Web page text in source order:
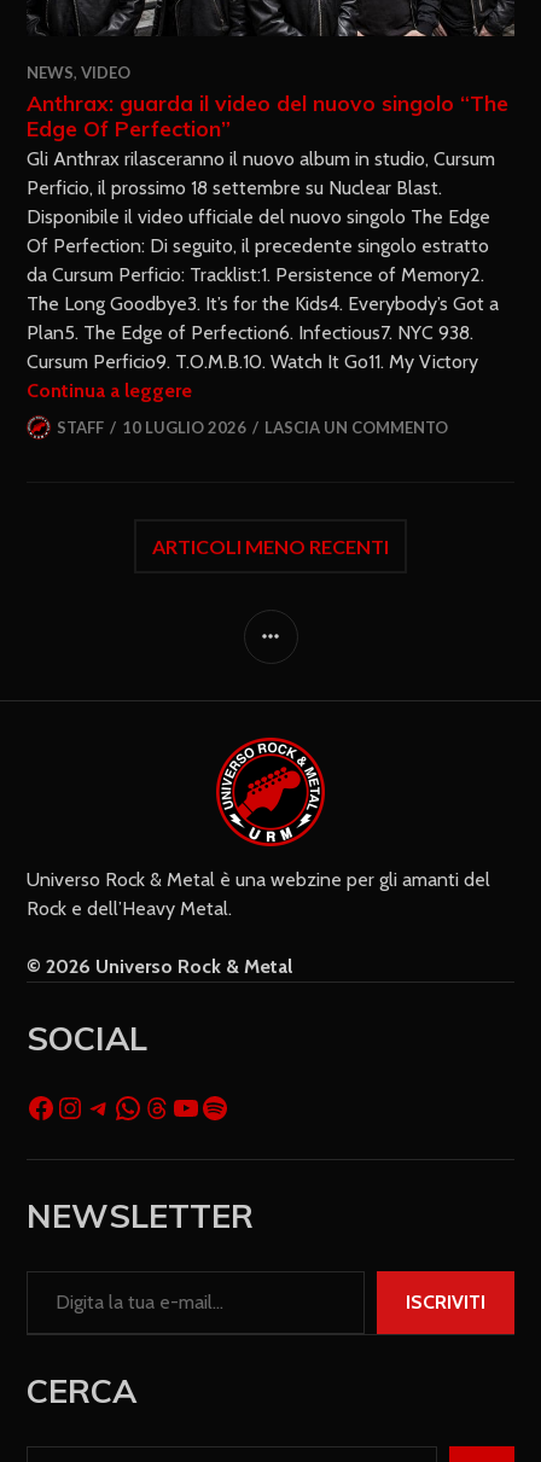
NEWS,VIDEO
Anthrax: guarda il video del nuovo singolo “The
Edge Of Perfection”
Gli Anthrax rilasceranno il nuovo album in studio, Cursum
Perficio, il prossimo 18 settembre su Nuclear Blast.
Disponibile il video ufficiale del nuovo singolo The Edge
Of Perfection: Di seguito, il precedente singolo estratto
da Cursum Perficio: Tracklist:1. Persistence of Memory2.
The Long Goodbye3. It’s for the Kids4. Everybody’s Got a
Plan5. The Edge of Perfection6. Infectious7. NYC 938.
Cursum Perficio9. T.O.M.B.10. Watch It Go11. My Victory
Continua a leggere
STAFF 10 LUGLIO 2026 LASCIA UN COMMENTO
ARTICOLI MENO RECENTI
Universo Rock & Metal è una webzine per gli amanti del
Rock e dell’Heavy Metal.
© 2026 Universo Rock & Metal
SOCIAL
NEWSLETTER
ISCRIVITI
CERCA